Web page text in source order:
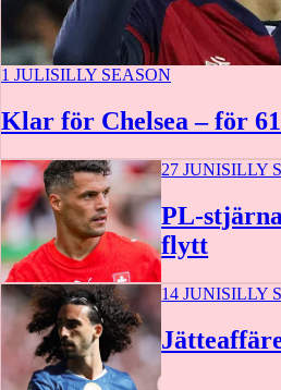
1 JULISILLY SEASON
Klar för Chelsea – för
27 JUNISILLY
PL-
flytt
14 JUNISILLY